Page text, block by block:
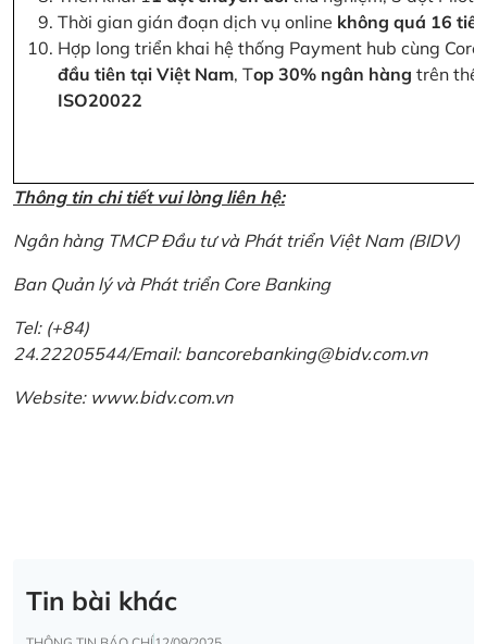
Thời gian gián đoạn dịch vụ online không quá 16
Hợp long triển khai hệ thống Payment hub cùng
đầu tiên tại Việt Nam, Top 30% ngân hàng trên thế
ISO20022
Thông tin chi tiết vui lòng liên hệ:
Ngân hàng TMCP Đầu tư và Phát triển Việt Nam (BIDV)
Ban Quản lý và Phát triển Core Banking
Tel: (+84)
24.22205544/Email: bancorebanking@bidv.com.vn
Website: www.bidv.com.vn
Tin bài khác